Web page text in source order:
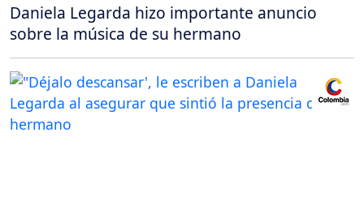
Daniela Legarda hizo importante anuncio
sobre la música de su hermano